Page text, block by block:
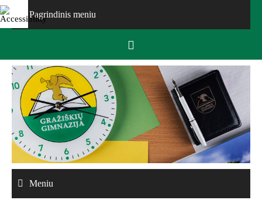
Skip
to
Pagrindinis meniu
Meniu